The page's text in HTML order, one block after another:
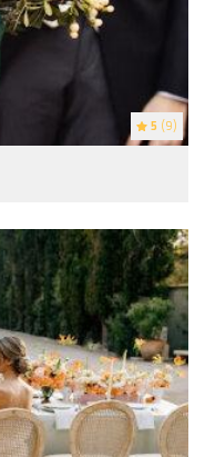
5 (9)